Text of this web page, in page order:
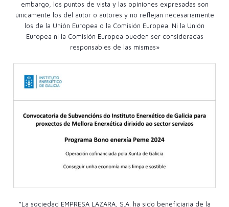
embargo, los puntos de vista y las opiniones expresadas son
únicamente los del autor o autores y no reflejan necesariamente
los de la Unión Europea o la Comisión Europea. Ni la Unión
Europea ni la Comisión Europea pueden ser consideradas
responsables de las mismas»
“La sociedad EMPRESA LAZARA, S.A. ha sido beneficiaria de la